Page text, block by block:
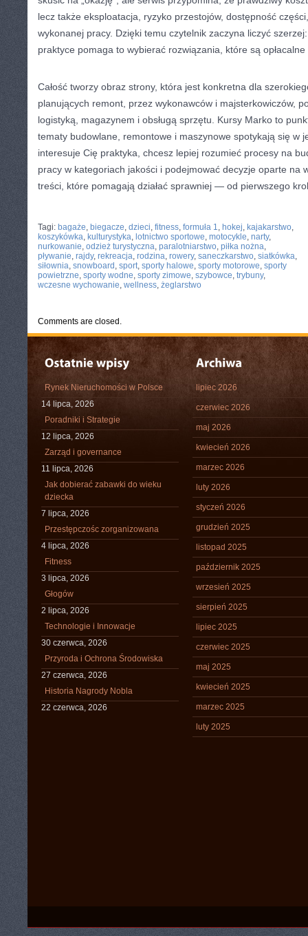
lecz także eksploatacja, ryzyko przestojów, dostępność
wykonanej pracy. Dzięki temu czytelnik zaczyna liczyć
praktyce pomaga to wybierać rozwiązania, które są opłacalne
Całość tworzy obraz strony, która jest konkretna dla
planujących remont, przez wykonawców i majsterkowiczów,
logistyką, magazynem i obsługą sprzętu. Kursy Marko to
tematy budowlane, remontowe i maszynowe spotykają się w
interesuje Cię praktyka, chcesz lepiej rozumieć procesy na
pracy w kategoriach jakości i podejmować decyzje oparte na
treści, które pomagają działać sprawniej — od pierwszego
Tagi: bagaże, biegacze, dzieci, fitness, formuła 1, hokej, kajakarstwo,
koszykówka, kulturystyka, lotnictwo sportowe, motocykle, narty,
nurkowanie, odzież turystyczna, paralotniarstwo, piłka nożna,
pływanie, rajdy, rekreacja, rodzina, rowery, saneczkarstwo, siatkówka,
siłownia, snowboard , sport, sporty halowe, sporty motorowe, sporty
powietrzne, sporty wodne, sporty zimowe, szybowce, trybuny,
wczesne wychowanie, wellness, żeglarstwo
Comments are closed.
Rynek Nieruchomości w Polsce
14 lipca, 2026
Poradniki i Strategie
12 lipca, 2026
Zarząd i governance
11 lipca, 2026
Jak dobierać zabawki do wieku
dziecka
7 lipca, 2026
Przestępczośc zorganizowana
4 lipca, 2026
Fitness
3 lipca, 2026
Głogów
2 lipca, 2026
Technologie i Innowacje
30 czerwca, 2026
Przyroda i Ochrona Środowiska
27 czerwca, 2026
Historia Nagrody Nobla
22 czerwca, 2026
lipiec 2026
czerwiec 2026
maj 2026
kwiecień 2026
marzec 2026
luty 2026
styczeń 2026
grudzień 2025
listopad 2025
październik 2025
wrzesień 2025
sierpień 2025
lipiec 2025
czerwiec 2025
maj 2025
kwiecień 2025
marzec 2025
luty 2025